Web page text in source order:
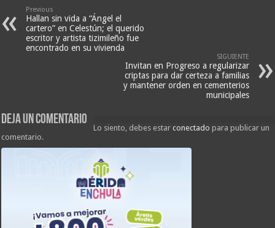
Previous
Hallan sin vida a “Ángel el
cartero” en Celestún; el querido
escritor y artista tizimileño fue
encontrado en su vivienda
SIGUIENTE
Invitan en Progreso a regularizar
criptas para dar certeza a familias
y mantener orden en cementerios
municipales
Deja un comentario
Lo siento, debes estarconectado para publicar un
comentario.